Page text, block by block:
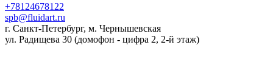
+78124678122
spb@fluidart.ru
г. Санкт-Петербург, м. Чернышевская
ул. Радищева 30 (домофон - цифра 2, 2-й этаж)